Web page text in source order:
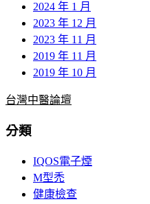
2024 年 1 月
2023 年 12 月
2023 年 11 月
2019 年 11 月
2019 年 10 月
台灣中醫論壇
分類
IQOS電子煙
M型禿
健康檢查